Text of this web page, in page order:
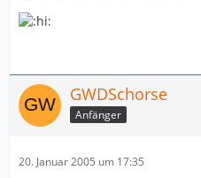
GWDSchorse
Anfänger
20. Januar 2005 um 17:35